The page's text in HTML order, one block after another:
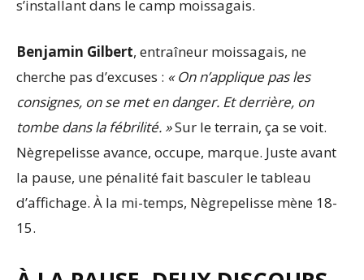
s’installant dans le camp moissagais.
Benjamin Gilbert, entraîneur moissagais, ne
cherche pas d’excuses : « On n’applique pas les
consignes, on se met en danger. Et derrière, on
tombe dans la fébrilité. »Sur le terrain, ça se voit.
Nègrepelisse avance, occupe, marque. Juste avant
la pause, une pénalité fait basculer le tableau
d’affichage. À la mi-temps, Nègrepelisse mène 18-
15.